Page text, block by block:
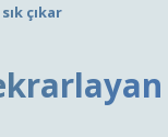
çıkar